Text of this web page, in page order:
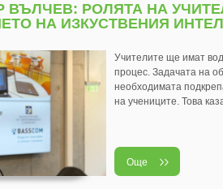
ВЪЛЧЕВ: РОЛЯТА НА
НА ИЗКУСТВЕНИЯ
Учителите ще имат
процес. Задачата на
необходимата
на учениците. Това
Още